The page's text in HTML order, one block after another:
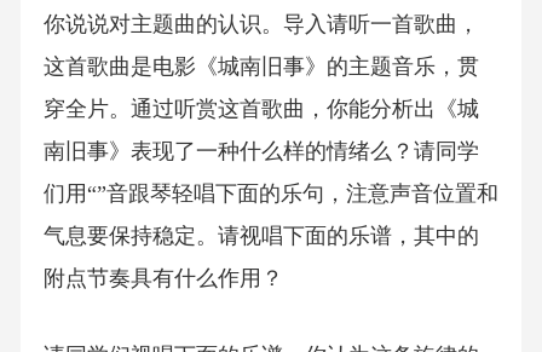
你说说对主题曲的认识。导入请听一首歌曲，
这首歌曲是电影《城南旧事》的主题音乐，贯
穿全片。通过听赏这首歌曲，你能分析出《城
南旧事》表现了一种什么样的情绪么？请同学
们用“”音跟琴轻唱下面的乐句，注意声音位置和
气息要保持稳定。请视唱下面的乐谱，其中的
附点节奏具有什么作用？